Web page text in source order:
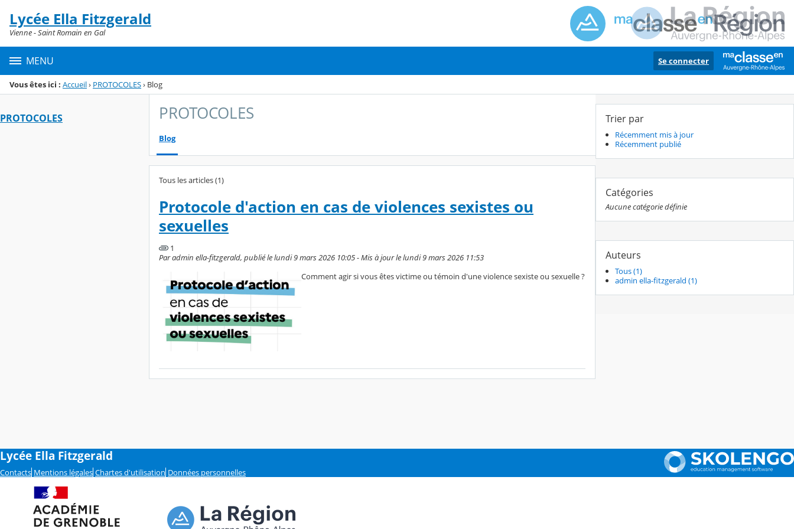
Menu de la rubrique
Contenu
Lycée Ella Fitzgerald
Vienne - Saint Romain en Gal
MENU Se connecter
Vous êtes ici : Accueil› PROTOCOLES› Blog
PROTOCOLES PROTOCOLES
Blog
Tous les articles (1)
Protocole d'action en cas de violences sexistes ou
sexuelles
1
Par admin ella-fitzgerald, publié le lundi 9 mars 2026 10:05 - Mis à jour le lundi 9 mars 2026 11:53
Comment agir si vous êtes victime ou témoin d'une violence sexiste ou sexuelle ?
Trier par
Récemment mis à jour
Récemment publié
Catégories
Aucune catégorie définie
Auteurs
Tous (1)
admin ella-fitzgerald (1)
Lycée Ella Fitzgerald
Contacts Mentions légales Chartes d'utilisation Données personnelles